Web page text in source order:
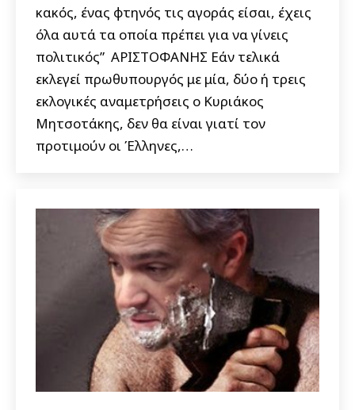
κακός, ένας φτηνός τις αγοράς είσαι, έχεις
όλα αυτά τα οποία πρέπει για να γίνεις
πολιτικός” ΑΡΙΣΤΟΦΑΝΗΣ Εάν τελικά
εκλεγεί πρωθυπουργός με μία, δύο ή τρεις
εκλογικές αναμετρήσεις ο Κυριάκος
Μητσοτάκης, δεν θα είναι γιατί τον
προτιμούν οι Έλληνες,…